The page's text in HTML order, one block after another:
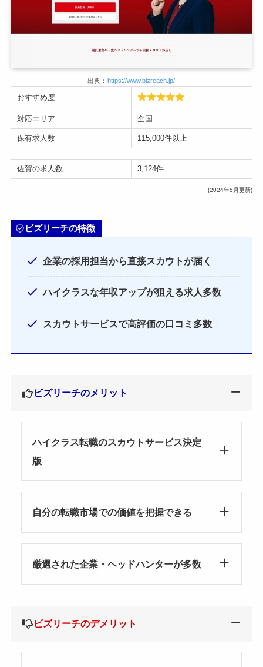
出典： https://www.bizreach.jp/
おすすめ度
対応エリア 全国
保有求人数 115,000件以上
佐賀の求人数 3,124件
(2024年5月更新)
ビズリーチの特徴
企業の採用担当から直接スカウトが届く
ハイクラスな年収アップが狙える求人多数
スカウトサービスで高評価の口コミ多数
ビズリーチのメリット
ハイクラス転職のスカウトサービス決定
版
自分の転職市場での価値を把握できる
厳選された企業・ヘッドハンターが多数
ビズリーチのデメリット